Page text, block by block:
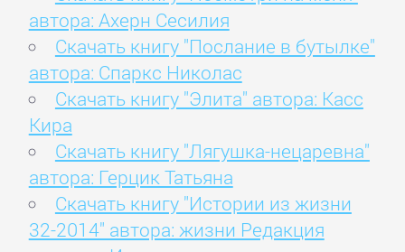
автора: Ахерн Сесилия
Скачать книгу "Послание в бутылке"
автора: Спаркс Николас
Скачать книгу "Элита" автора: Касс
Кира
Скачать книгу "Лягушка-нецаревна"
автора: Герцик Татьяна
Скачать книгу "Истории из жизни
32-2014" автора: жизни Редакция